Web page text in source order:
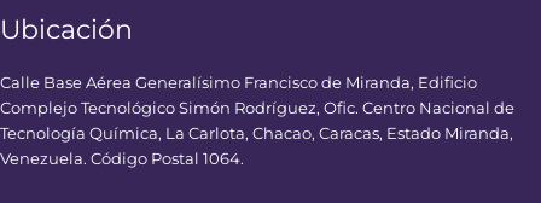
Ubicación
Calle Base Aérea Generalísimo Francisco de Miranda, Edificio
Complejo Tecnológico Simón Rodríguez, Ofic. Centro Nacional de
Tecnología Química, La Carlota, Chacao, Caracas, Estado Miranda,
Venezuela. Código Postal 1064.